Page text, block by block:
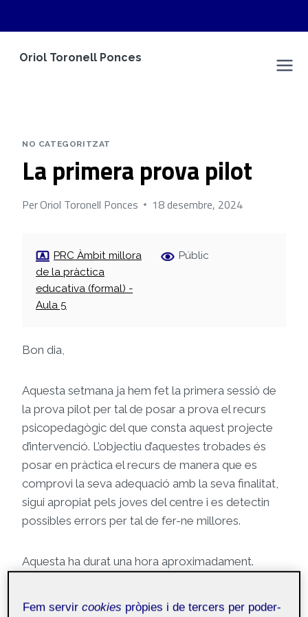
Oriol Toronell Ponces
NO CATEGORITZAT
La primera prova pilot
PerOriol Toronell Ponces 18 desembre, 2024
PRC Àmbit millora
de la pràctica
educativa (formal) -
Aula 5
Públic
Bon dia,
Aquesta setmana ja hem fet la primera sessió de
la prova pilot per tal de posar a prova el recurs
psicopedagògic del que consta aquest projecte
d’intervenció. L’objectiu d’aquestes trobades és
posar en pràctica el recurs de manera que es
comprovi la seva adequació amb la seva finalitat,
sigui apropiat pels joves del centre i es detectin
possibles errors per tal de fer-ne millores.
Aquesta ha durat una hora aproximadament.
del funcionament de la llibreta. Li hem demanat
Fem servircookies pròpies i de tercers per poder-